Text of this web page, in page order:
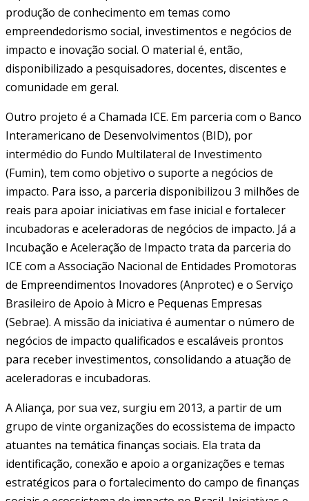
produção de conhecimento em temas como
empreendedorismo social, investimentos e negócios de
impacto e inovação social. O material é, então,
disponibilizado a pesquisadores, docentes, discentes e
comunidade em geral.
Outro projeto é a Chamada ICE. Em parceria com o Banco
Interamericano de Desenvolvimentos (BID), por
intermédio do Fundo Multilateral de Investimento
(Fumin), tem como objetivo o suporte a negócios de
impacto. Para isso, a parceria disponibilizou 3 milhões de
reais para apoiar iniciativas em fase inicial e fortalecer
incubadoras e aceleradoras de negócios de impacto. Já a
Incubação e Aceleração de Impacto trata da parceria do
ICE com a Associação Nacional de Entidades Promotoras
de Empreendimentos Inovadores (Anprotec) e o Serviço
Brasileiro de Apoio à Micro e Pequenas Empresas
(Sebrae). A missão da iniciativa é aumentar o número de
negócios de impacto qualificados e escaláveis prontos
para receber investimentos, consolidando a atuação de
aceleradoras e incubadoras.
A Aliança, por sua vez, surgiu em 2013, a partir de um
grupo de vinte organizações do ecossistema de impacto
atuantes na temática finanças sociais. Ela trata da
identificação, conexão e apoio a organizações e temas
estratégicos para o fortalecimento do campo de finanças